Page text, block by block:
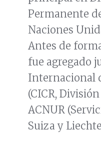
Permanente
Naciones
Antes de
fue agregado
Internacional
(CICR,
ACNUR
Suiza y